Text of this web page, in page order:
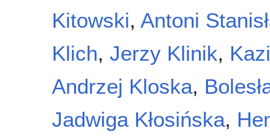
Kitowski, Antoni
Klich, Jerzy Klinik,
Andrzej Kloska,
Jadwiga Kłosińska,